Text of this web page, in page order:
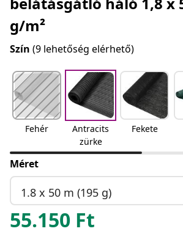
g/m²
Szín (9 lehetőség elérhető)
Fehér
Antracits
zürke
Fekete
Méret
1.8 x 50 m (195 g)
55.150 Ft